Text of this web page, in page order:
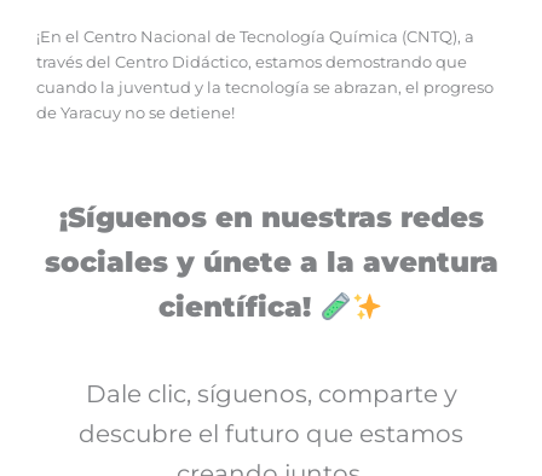
¡En el Centro Nacional de Tecnología Química (CNTQ), a
través del Centro Didáctico, estamos demostrando que
cuando la juventud y la tecnología se abrazan, el progreso
de Yaracuy no se detiene!
¡Síguenos en nuestras redes
sociales y únete a la aventura
científica!
Dale clic, síguenos, comparte y
descubre el futuro que estamos